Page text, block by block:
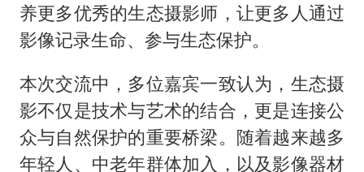
养更多优秀的生态摄影师，让更多人通过
影像记录生命、参与生态保护。
本次交流中，多位嘉宾一致认为，生态摄
影不仅是技术与艺术的结合，更是连接公
众与自然保护的重要桥梁。随着越来越多
年轻人、中老年群体加入，以及影像器材